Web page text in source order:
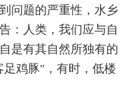
问题的严重性，水乡
：人类，我们应与自
是有其自然所独有的
鸡豚"，有时，低楼